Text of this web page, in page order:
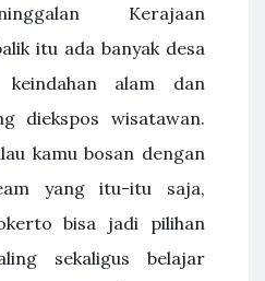
Kerajaan
itu ada banyak desa
keindahan alam dan
diekspos wisatawan.
kamu bosan dengan
yang itu-itu saja,
bisa jadi pilihan
sekaligus belajar